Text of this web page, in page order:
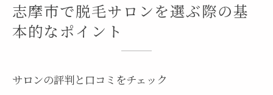
サロンの設備と衛生管理を見る
肌に優しい脱毛がもたらす美肌効果
志摩市で脱毛サロンを選ぶ際の基
本的なポイント
サロンの評判と口コミをチェック